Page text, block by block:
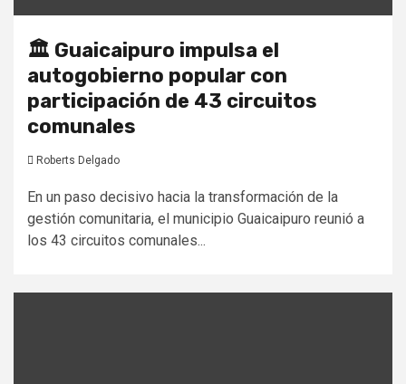
🏛️ Guaicaipuro impulsa el
autogobierno popular con
participación de 43 circuitos
comunales
Roberts Delgado
En un paso decisivo hacia la transformación de la
gestión comunitaria, el municipio Guaicaipuro reunió a
los 43 circuitos comunales...